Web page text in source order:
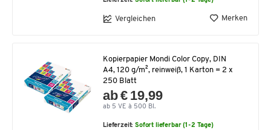
Vergleichen Merken
Kopierpapier Mondi Color Copy, DIN
A4, 120 g/m², reinweiß, 1 Karton = 2 x
250 Blatt
ab € 19,99
ab 5 VE à 500 Bl.
Lieferzeit:Sofort lieferbar (1-2 Tage)